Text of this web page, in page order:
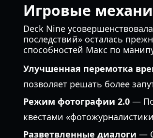
Игровые
Deck Nine
последствий» осталась
способностей Макс по
Улучшенная перемотка
позволяет решать более
Режим фотографии 2.0 —
квестами
Разветвленные диалоги —